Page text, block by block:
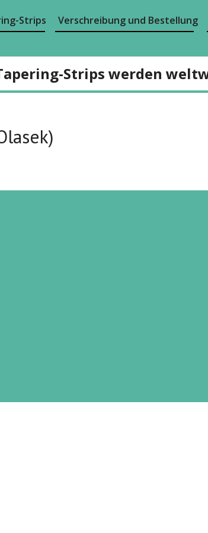
Strips Verschreibung und Bestellung
Strips werden